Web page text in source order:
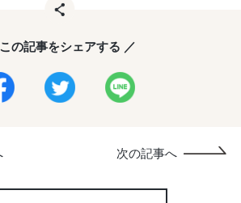
の記事をシェアする ／
次の記事へ